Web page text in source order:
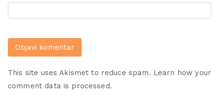
This site uses Akismet to reduce spam. Learn how your
comment data is processed.